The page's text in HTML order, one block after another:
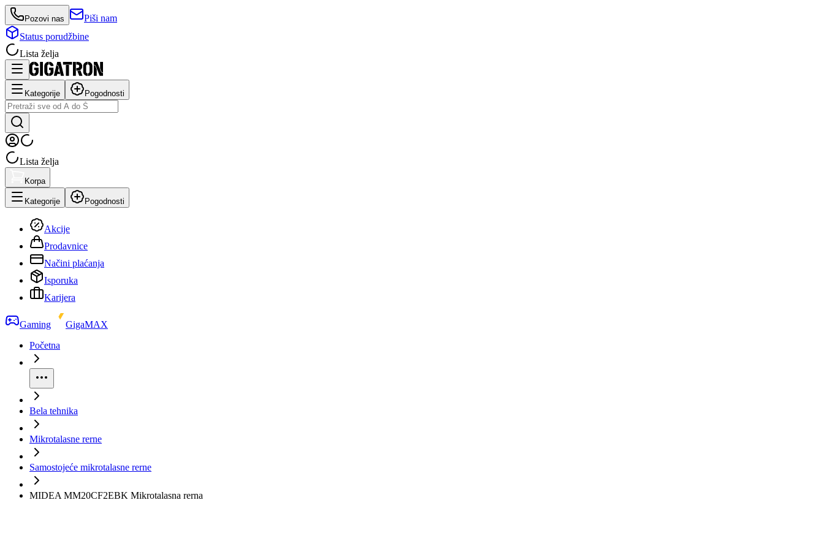
Pozovi nas
Piši nam
Status porudžbine
Lista želja
Kategorije Pogodnosti
Lista želja
Korpa
Kategorije Pogodnosti
Akcije
Prodavnice
Načini plaćanja
Isporuka
Karijera
Gaming
GigaMAX
Početna
Bela tehnika
Mikrotalasne rerne
Samostojeće mikrotalasne rerne
MIDEA MM20CF2EBK Mikrotalasna rerna